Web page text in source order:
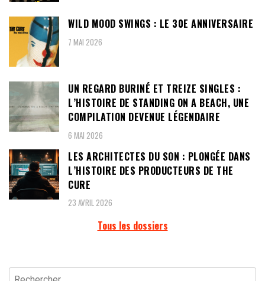
WILD MOOD SWINGS : LE 30E ANNIVERSAIRE
7 MAI 2026
UN REGARD BURINÉ ET TREIZE SINGLES :
L’HISTOIRE DE STANDING ON A BEACH, UNE
COMPILATION DEVENUE LÉGENDAIRE
6 MAI 2026
LES ARCHITECTES DU SON : PLONGÉE DANS
L’HISTOIRE DES PRODUCTEURS DE THE
CURE
23 AVRIL 2026
Tous les dossiers
Rechercher :